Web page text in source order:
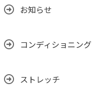
お知らせ
コンディショニング
ストレッチ